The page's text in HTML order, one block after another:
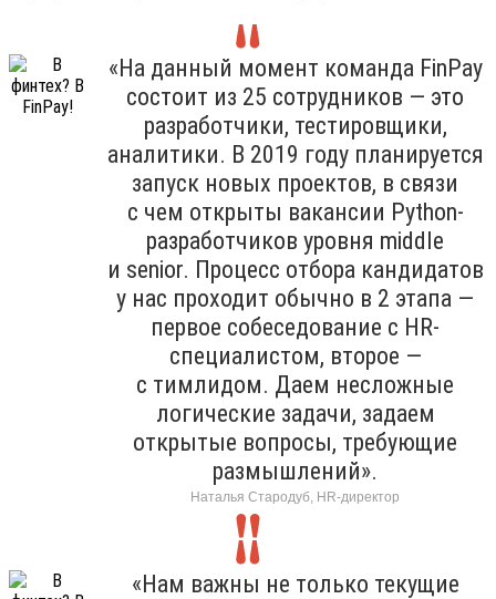
«На данный момент команда FinPay
состоит из 25 сотрудников — это
разработчики, тестировщики,
аналитики. В 2019 году планируется
запуск новых проектов, в связи
с чем открыты вакансии Python-
разработчиков уровня middle
и senior. Процесс отбора кандидатов
у нас проходит обычно в 2 этапа —
первое собеседование с HR-
специалистом, второе —
с тимлидом. Даем несложные
логические задачи, задаем
открытые вопросы, требующие
размышлений».
Наталья Стародуб, HR-директор
«Нам важны не только текущие